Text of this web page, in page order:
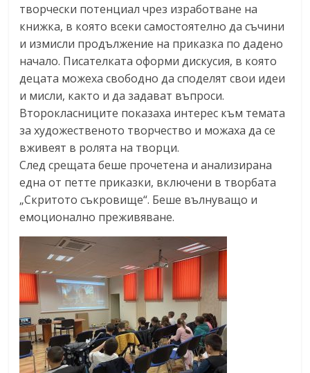
творчески потенциал чрез изработване на
книжка, в която всеки самостоятелно да съчини
и измисли продължение на приказка по дадено
начало. Писателката оформи дискусия, в която
децата можеха свободно да споделят свои идеи
и мисли, както и да задават въпроси.
Второкласниците показаха интерес към темата
за художественото творчество и можаха да се
вживеят в ролята на творци.
След срещата беше прочетена и анализирана
една от петте приказки, включени в творбата
„Скритото съкровище“. Беше вълнуващо и
емоционално преживяване.